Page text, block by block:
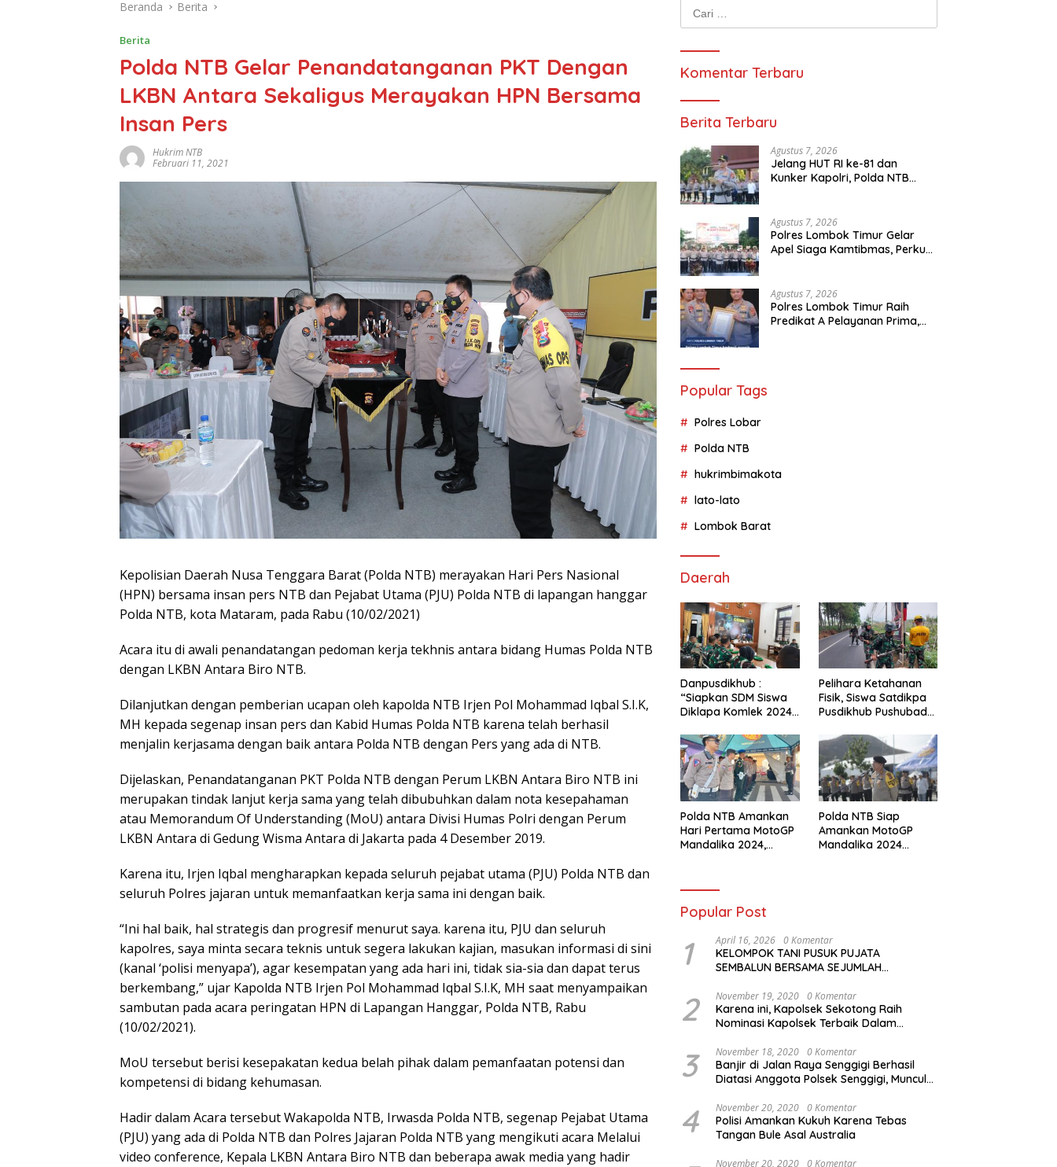
Beranda Berita
Berita
Polda NTB Gelar Penandatanganan PKT Dengan
LKBN Antara Sekaligus Merayakan HPN Bersama
Insan Pers
Hukrim NTB
Februari 11, 2021
Kepolisian Daerah Nusa Tenggara Barat (Polda NTB) merayakan Hari Pers Nasional
(HPN) bersama insan pers NTB dan Pejabat Utama (PJU) Polda NTB di lapangan hanggar
Polda NTB, kota Mataram, pada Rabu (10/02/2021)
Acara itu di awali penandatangan pedoman kerja tekhnis antara bidang Humas Polda NTB
dengan LKBN Antara Biro NTB.
Dilanjutkan dengan pemberian ucapan oleh kapolda NTB Irjen Pol Mohammad Iqbal S.I.K,
MH kepada segenap insan pers dan Kabid Humas Polda NTB karena telah berhasil
menjalin kerjasama dengan baik antara Polda NTB dengan Pers yang ada di NTB.
Dijelaskan, Penandatanganan PKT Polda NTB dengan Perum LKBN Antara Biro NTB ini
merupakan tindak lanjut kerja sama yang telah dibubuhkan dalam nota kesepahaman
atau Memorandum Of Understanding (MoU) antara Divisi Humas Polri dengan Perum
LKBN Antara di Gedung Wisma Antara di Jakarta pada 4 Desember 2019.
Karena itu, Irjen Iqbal mengharapkan kepada seluruh pejabat utama (PJU) Polda NTB dan
seluruh Polres jajaran untuk memanfaatkan kerja sama ini dengan baik.
“Ini hal baik, hal strategis dan progresif menurut saya. karena itu, PJU dan seluruh
kapolres, saya minta secara teknis untuk segera lakukan kajian, masukan informasi di sini
(kanal ‘polisi menyapa’), agar kesempatan yang ada hari ini, tidak sia-sia dan dapat terus
berkembang,” ujar Kapolda NTB Irjen Pol Mohammad Iqbal S.I.K, MH saat menyampaikan
sambutan pada acara peringatan HPN di Lapangan Hanggar, Polda NTB, Rabu
(10/02/2021).
MoU tersebut berisi kesepakatan kedua belah pihak dalam pemanfaatan potensi dan
kompetensi di bidang kehumasan.
Hadir dalam Acara tersebut Wakapolda NTB, Irwasda Polda NTB, segenap Pejabat Utama
(PJU) yang ada di Polda NTB dan Polres Jajaran Polda NTB yang mengikuti acara Melalui
video conference, Kepala LKBN Antara Biro NTB dan beberapa awak media yang hadir
Komentar Terbaru
Berita Terbaru
Agustus 7, 2026
Jelang HUT RI ke-81 dan
Kunker Kapolri, Polda NTB
Agustus 7, 2026
Polres Lombok Timur Gelar
Apel Siaga Kamtibmas, Perkuat
Agustus 7, 2026
Polres Lombok Timur Raih
Predikat A Pelayanan Prima,
Popular Tags
Polres Lobar
Polda NTB
hukrimbimakota
lato-lato
Lombok Barat
Daerah
Danpusdikhub :
“Siapkan SDM Siswa
Diklapa Komlek 2024
Pelihara Ketahanan
Fisik, Siswa Satdikpa
Pusdikhub Pushubad
Polda NTB Amankan
Hari Pertama MotoGP
Mandalika 2024,
Polda NTB Siap
Amankan MotoGP
Mandalika 2024
Popular Post
1 April 16, 2026 0 Komentar
KELOMPOK TANI PUSUK PUJATA
SEMBALUN BERSAMA SEJUMLAH
KOMITMENNYA UNTUK MENDUKUNG
SERTA MENYUKSESKAN PROGRAM
PEMERINTAH DI SEKTOR HORTIKULTURA,
BAWANG PUTIH DARI APBN 2026.
2 November 19, 2020 0 Komentar
Karena ini, Kapolsek Sekotong Raih
Nominasi Kapolsek Terbaik Dalam
3 November 18, 2020 0 Komentar
Banjir di Jalan Raya Senggigi Berhasil
Diatasi Anggota Polsek Senggigi, Muncul
4 November 20, 2020 0 Komentar
Polisi Amankan Kukuh Karena Tebas
Tangan Bule Asal Australia
November 20, 2020 0 Komentar